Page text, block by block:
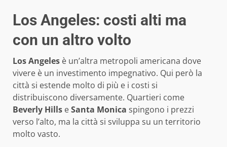
Los Angeles: costi alti ma
con un altro volto
Los Angeles è un’altra metropoli americana dove
vivere è un investimento impegnativo. Qui però la
città si estende molto di più e i costi si
distribuiscono diversamente. Quartieri come
Beverly Hills eSanta Monica spingono i prezzi
verso l’alto, ma la città si sviluppa su un territorio
molto vasto.